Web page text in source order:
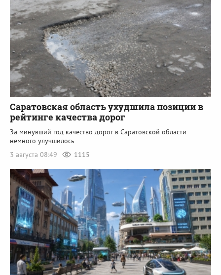
Саратовская область ухудшила позиции в
рейтинге качества дорог
За минувший год качество дорог в Саратовской области
немного улучшилось
3 августа 08:49
1115